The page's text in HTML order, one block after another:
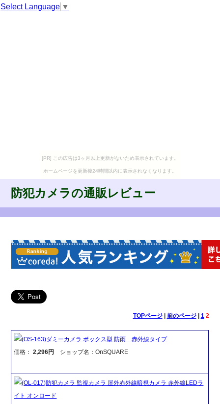
Select Language ▼
[PR] この広告は3ヶ月以上更新がないため表示されています。
ホームページを更新後24時間以内に表示されなくなります。
防犯カメラの通販レビュー
TOPページ| 前のページ| 1 2
(OS-163)ダミーカメラ ボックス型 防雨 赤外線タイプ
価格：2,296円 ショップ名：OnSQUARE
(OL-017)防犯カメラ 監視カメラ 屋外赤外線暗視カメラ 赤外線LEDラ
イト オンロード